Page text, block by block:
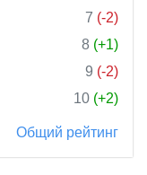
7 (-2)
8 (+1)
9 (-2)
10 (+2)
Общий рейтинг